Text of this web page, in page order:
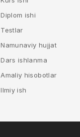
Diplom ishi
Testlar
Namunaviy hujjat
Dars ishlanma
Amaliy hisobotlar
Ilmiy ish